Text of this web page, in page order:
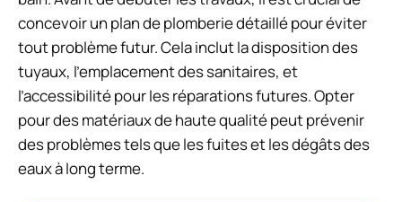
concevoir un plan de plomberie détaillé pour éviter
tout problème futur. Cela inclut la disposition des
tuyaux, l’emplacement des sanitaires, et
l’accessibilité pour les réparations futures. Opter
pour des matériaux de haute qualité peut prévenir
des problèmes tels que les fuites et les dégâts des
eaux à long terme.